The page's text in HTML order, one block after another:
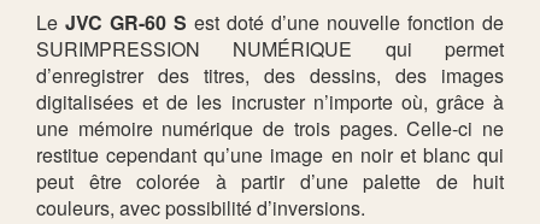
Le JVC GR-60 S est doté d’une nouvelle fonction de
SURIMPRESSION NUMÉRIQUE qui permet
d’enregistrer des titres, des dessins, des images
digitalisées et de les incruster n’importe où, grâce à
une mémoire numérique de trois pages. Celle-ci ne
restitue cependant qu’une image en noir et blanc qui
peut être colorée à partir d’une palette de huit
couleurs, avec possibilité d’inversions.